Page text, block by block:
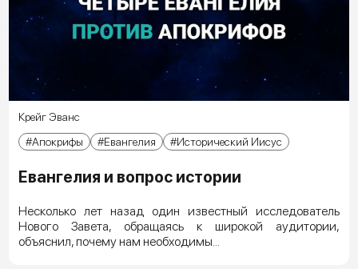
Крейг Эванс
Апокрифы
Евангелия Исторический Иисус
Евангелия и вопрос истории
Несколько лет назад один известный исследователь
Нового Завета, обращаясь к широкой аудитории,
объяснил, почему нам необходимы...